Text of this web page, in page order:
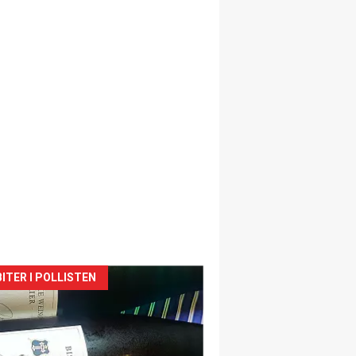
I POLLISTEN